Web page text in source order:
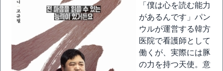
「僕は心を読む能力
があるんです」パン
ウルが運営する韓方
医院で看護師として
働くが、実際には豚
の力を持つ天使。意